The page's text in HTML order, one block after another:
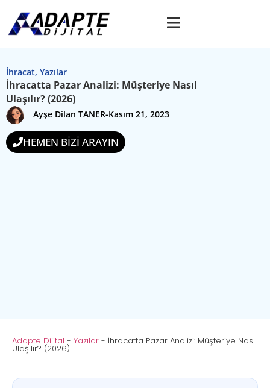
İhracat, Yazılar
İhracatta Pazar Analizi: Müşteriye Nasıl
Ulaşılır? (2026)
Ayşe Dilan TANER-Kasım 21, 2023
HEMEN BİZİ ARAYIN
Adapte Dijital - Yazılar - İhracatta Pazar Analizi: Müşteriye Nasıl
Ulaşılır? (2026)